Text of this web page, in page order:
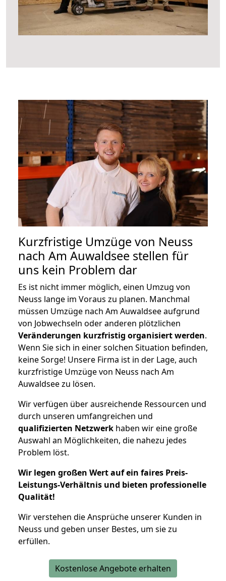
Kurzfristige Umzüge von Neuss
nach Am Auwaldsee stellen für
uns kein Problem dar
Es ist nicht immer möglich, einen Umzug von
Neuss lange im Voraus zu planen. Manchmal
müssen Umzüge nach Am Auwaldsee aufgrund
von Jobwechseln oder anderen plötzlichen
Veränderungen kurzfristig organisiert werden.
Wenn Sie sich in einer solchen Situation befinden,
keine Sorge! Unsere Firma ist in der Lage, auch
kurzfristige Umzüge von Neuss nach Am
Auwaldsee zu lösen.
Wir verfügen über ausreichende Ressourcen und
durch unseren umfangreichen und
qualifizierten Netzwerk haben wir eine große
Auswahl an Möglichkeiten, die nahezu jedes
Problem löst.
Wir legen großen Wert auf ein faires Preis-
Leistungs-Verhältnis und bieten professionelle
Qualität!
Wir verstehen die Ansprüche unserer Kunden in
Neuss und geben unser Bestes, um sie zu
erfüllen.
Kostenlose Angebote erhalten